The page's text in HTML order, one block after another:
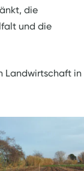
die
und die
Landwirtschaft in